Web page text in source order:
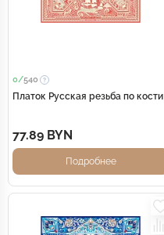
0/540
Платок Русская резьба по кости
77.89 BYN
Подробнее